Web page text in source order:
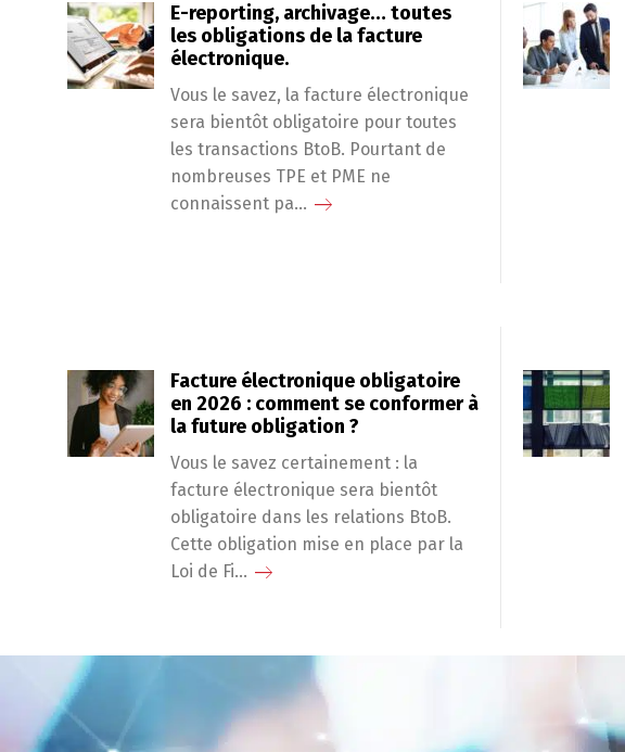
E-reporting, archivage… toutes
les obligations de la facture
électronique.
Vous le savez, la facture électronique
sera bientôt obligatoire pour toutes
les transactions BtoB. Pourtant de
nombreuses TPE et PME ne
connaissent pa...
Facture électronique obligatoire
en 2026 : comment se conformer à
la future obligation ?
Vous le savez certainement : la
facture électronique sera bientôt
obligatoire dans les relations BtoB.
Cette obligation mise en place par la
Loi de Fi...